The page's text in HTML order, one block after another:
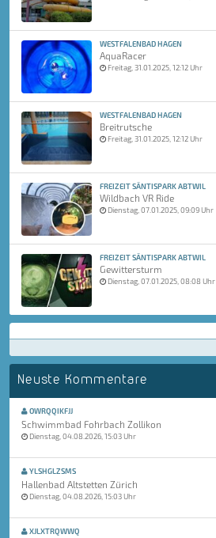
WESTFALENBAD HAGEN
AquaRacer
Freitag, 31.01.2025, 12:12 Uhr
WESTFALENBAD HAGEN
Breitrutsche
Freitag, 31.01.2025, 12:12 Uhr
FREIZEIT SÄNTISPARK ABTWIL
Wildbach VR Ride
Dienstag, 07.01.2025, 09:09 Uhr
FREIZEIT SÄNTISPARK ABTWIL
Gewittersturm
Dienstag, 07.01.2025, 08:08 Uhr
Neuste Kommentare
OWRQQIKFJJ
Schwimmbad Fohrbach Zollikon
Dienstag, 04.08.2026, 15:03 Uhr
YLSHGLZSMS
Hallenbad Altstetten Zürich
Dienstag, 04.08.2026, 15:03 Uhr
XJLXTRQWWQ